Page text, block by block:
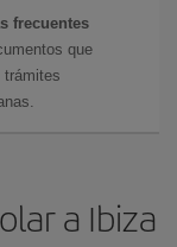
frecuentes
que
trámites
a Ibiza